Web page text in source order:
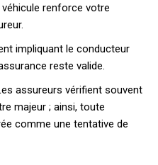
renforce votre
impliquant le conducteur
reste valide.
assureurs vérifient souvent
majeur ; ainsi, toute
comme une tentative de